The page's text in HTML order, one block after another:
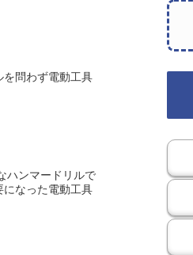
を問わず電動工具
ハンマードリルで
になった電動工具